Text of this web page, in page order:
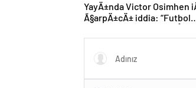
YayÄ±nda Victor Osimhen
Ã§arpÄ±cÄ± iddia: “Futbol
olur!”